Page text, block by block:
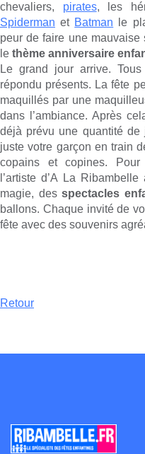
chevaliers, pirates, les
Spiderman et Batman le
peur de faire une mauvaise
le thème anniversaire
Le grand jour arrive.
répondu présents. La fête
maquillés par une
dans l’ambiance. Après
déjà prévu une quantité de
juste votre garçon en train
copains et copines.
l’artiste d’A La
magie, desspectacles
ballons. Chaque invité de
fête avec des souvenirs
Retour